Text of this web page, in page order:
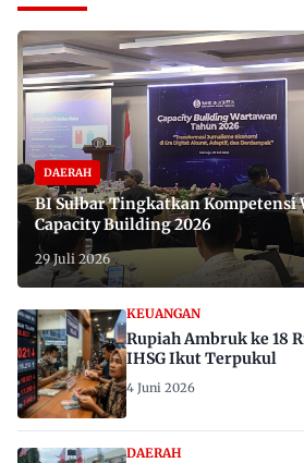
DAERAH
BI Sulbar Tingkatkan Kompetensi
Capacity Building 2026
29 Juli 2026
KEUANGAN
Rupiah Ambruk ke 18
IHSG Ikut Terpukul
4 Juni 2026
DAERAH